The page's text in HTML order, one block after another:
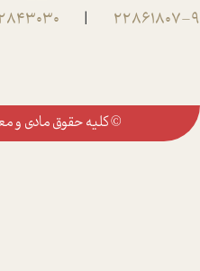
22861807-9
|
© کلیه حقوق مادی و